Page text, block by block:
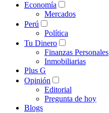
Economía
Mercados
Perú
Política
Tu Dinero
Finanzas Personales
Inmobiliarias
Plus G
Opinión
Editorial
Pregunta de hoy
Blogs